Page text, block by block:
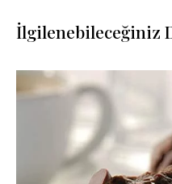
İlgilenebileceğiniz